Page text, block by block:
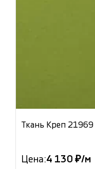
Ткань Креп 21969
Цена:4 130 ₽/м